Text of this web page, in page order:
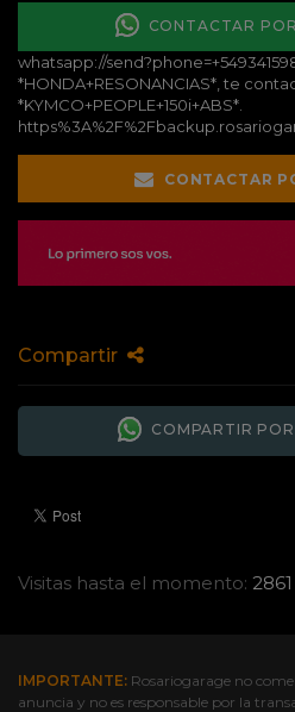
CONTACTAR
whatsapp://
*HONDA+RESONANCIAS*, te
*KYMCO+PEOPLE+150i+ABS*.
CONTACTAR
Compartir
COMPARTIR
Visitas hasta el momento: 2861
IMPORTANTE: Rosariogarage no
anuncia y no es responsable por la